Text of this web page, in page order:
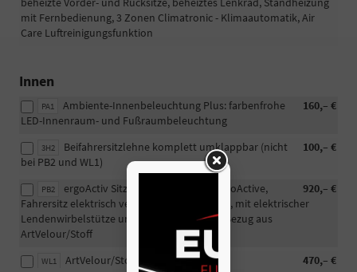
mit Fernbedienung, 3 Zonen Climatronic - Klimaautomatik, Air
Care Luftreinigungsfunktion
Innen
PA1 160,– €
Ambiente-Innenbeleuchtung Plus: farbenfrohe
LED-Innenraum- und Fußraumbeleuchtung
3H2 100,– €
Beifahrersitzlehne komplett umklappbar (nicht
bei PB2 und WL1)
PB2 920,– €
ergoActiv Sitzpaket: Vordersitze ergoActive,
Fahrersitz elektrisch verstellbar mit Memory, mit elektrischer
Lendenwirbelstütze und Massagefunktion, Bezug aus
ArtVelour/Stoff
WL1 470,– €
ArtVelour/Stoffsitze